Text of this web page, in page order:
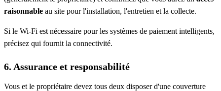
raisonnable au site pour l'installation, l'entretien et la collecte.
Si le Wi-Fi est nécessaire pour les systèmes de paiement intelligents,
précisez qui fournit la connectivité.
6. Assurance et responsabilité
Vous et le propriétaire devez tous deux disposer d'une couverture